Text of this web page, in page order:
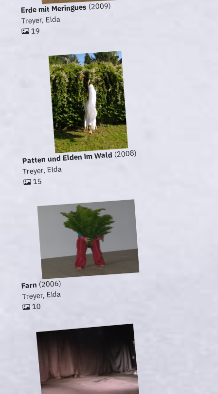
Erde mit Meringues (2009)
Treyer, Elda
19
Patten und Elden im Wald (2008)
Treyer, Elda
15
Farn(2006)
Treyer, Elda
10